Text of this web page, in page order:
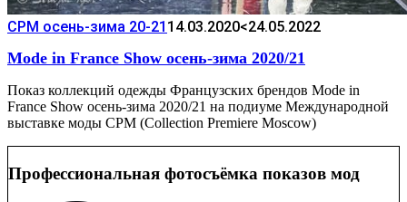
CPM осень-зима 20-21 14.03.2020<24.05.2022
Mode in France Show осень-зима 2020/21
Показ коллекций одежды Французских брендов Mode in
France Show осень-зима 2020/21 на подиуме Международной
выставке моды CPM (Collection Premiere Moscow)
Профессиональная фотосъёмка показов мод